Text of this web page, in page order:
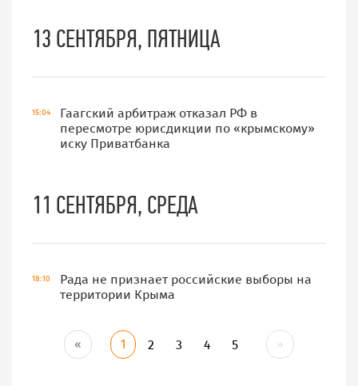
13 СЕНТЯБРЯ, ПЯТНИЦА
15:04
Гаагский арбитраж отказал РФ в
пересмотре юрисдикции по «крымскому»
иску Приватбанка
11 СЕНТЯБРЯ, СРЕДА
18:10
Рада не признает российские выборы на
территории Крыма
« 1 2 3 4 5 »